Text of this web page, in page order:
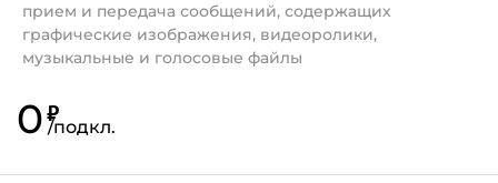
прием и передача сообщений, содержащих
графические изображения, видеоролики,
музыкальные и голосовые файлы
0₽
/подкл.